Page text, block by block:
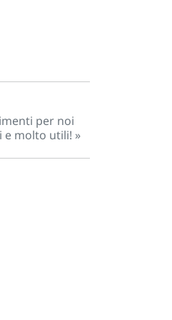
per noi
e molto utili! »